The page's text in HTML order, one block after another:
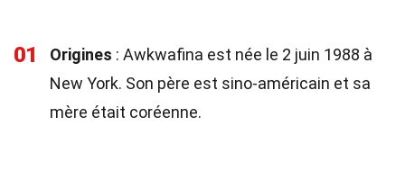
01 Origines : Awkwafina est née le 2 juin 1988 à
New York. Son père est sino-américain et sa
mère était coréenne.